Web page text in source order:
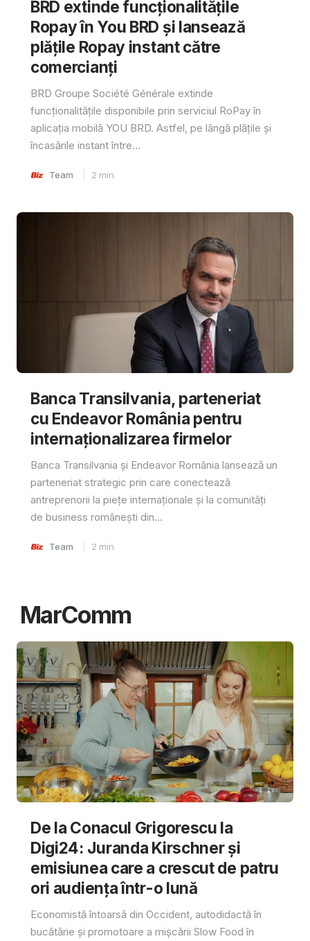
BRD extinde funcționalitățile
Ropay în You BRD și lansează
plățile Ropay instant către
comercianți
BRD Groupe Société Générale extinde
funcționalitățile disponibile prin serviciul RoPay în
aplicația mobilă YOU BRD. Astfel, pe lângă plățile și
încasările instant între...
Team 2 min
Banca Transilvania, parteneriat
cu Endeavor România pentru
internaționalizarea firmelor
Banca Transilvania și Endeavor România lansează un
parteneriat strategic prin care conectează
antreprenorii la piețe internaționale și la comunități
de business românești din...
Team 2 min
MarComm
De la Conacul Grigorescu la
Digi24: Juranda Kirschner și
emisiunea care a crescut de patru
ori audiența într-o lună
Economistă întoarsă din Occident, autodidactă în
bucătărie și promotoare a mișcării Slow Food în